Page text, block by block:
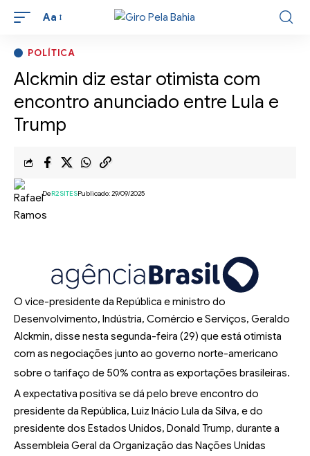
Aa
POLÍTICA
Alckmin diz estar otimista com
encontro anunciado entre Lula e
Trump
DeR2SITESPublicado: 29/09/2025
O vice-presidente da República e ministro do
Desenvolvimento, Indústria, Comércio e Serviços, Geraldo
Alckmin, disse nesta segunda-feira (29) que está otimista
com as negociações junto ao governo norte-americano
sobre o tarifaço de 50% contra as exportações brasileiras.
A expectativa positiva se dá pelo breve encontro do
presidente da República, Luiz Inácio Lula da Silva, e do
presidente dos Estados Unidos, Donald Trump, durante a
Assembleia Geral da Organização das Nações Unidas